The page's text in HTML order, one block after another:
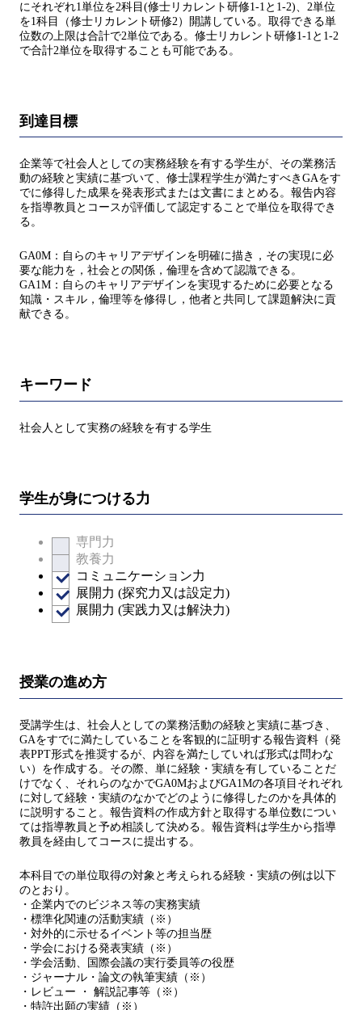
にそれぞれ1単位を2科目(修士リカレント研修1-1と1-2)、2単位
を1科目（修士リカレント研修2）開講している。取得できる単
位数の上限は合計で2単位である。修士リカレント研修1-1と1-2
で合計2単位を取得することも可能である。
到達目標
企業等で社会人としての実務経験を有する学生が、その業務活
動の経験と実績に基づいて、修士課程学生が満たすべきGAをす
でに修得した成果を発表形式または文書にまとめる。報告内容
を指導教員とコースが評価して認定することで単位を取得でき
る。
GA0M：自らのキャリアデザインを明確に描き，その実現に必
要な能力を，社会との関係，倫理を含めて認識できる。
GA1M：自らのキャリアデザインを実現するために必要となる
知識・スキル，倫理等を修得し，他者と共同して課題解決に貢
献できる。
キーワード
社会人として実務の経験を有する学生
学生が身につける力
専門力
教養力
コミュニケーション力
展開力 (探究力又は設定力)
展開力 (実践力又は解決力)
授業の進め方
受講学生は、社会人としての業務活動の経験と実績に基づき、
GAをすでに満たしていることを客観的に証明する報告資料（発
表PPT形式を推奨するが、内容を満たしていれば形式は問わな
い）を作成する。その際、単に経験・実績を有していることだ
けでなく、それらのなかでGA0MおよびGA1Mの各項目それぞれ
に対して経験・実績のなかでどのように修得したのかを具体的
に説明すること。報告資料の作成方針と取得する単位数につい
ては指導教員と予め相談して決める。報告資料は学生から指導
教員を経由してコースに提出する。
本科目での単位取得の対象と考えられる経験・実績の例は以下
のとおり。
・企業内でのビジネス等の実務実績
・標準化関連の活動実績（※）
・対外的に示せるイベント等の担当歴
・学会における発表実績（※）
・学会活動、国際会議の実行委員等の役歴
・ジャーナル・論文の執筆実績（※）
・レビュー ・ 解説記事等（※）
・特許出願の実績（※）